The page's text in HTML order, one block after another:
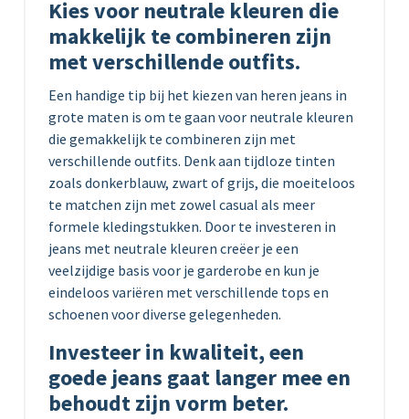
Kies voor neutrale kleuren die
makkelijk te combineren zijn
met verschillende outfits.
Een handige tip bij het kiezen van heren jeans in
grote maten is om te gaan voor neutrale kleuren
die gemakkelijk te combineren zijn met
verschillende outfits. Denk aan tijdloze tinten
zoals donkerblauw, zwart of grijs, die moeiteloos
te matchen zijn met zowel casual als meer
formele kledingstukken. Door te investeren in
jeans met neutrale kleuren creëer je een
veelzijdige basis voor je garderobe en kun je
eindeloos variëren met verschillende tops en
schoenen voor diverse gelegenheden.
Investeer in kwaliteit, een
goede jeans gaat langer mee en
behoudt zijn vorm beter.